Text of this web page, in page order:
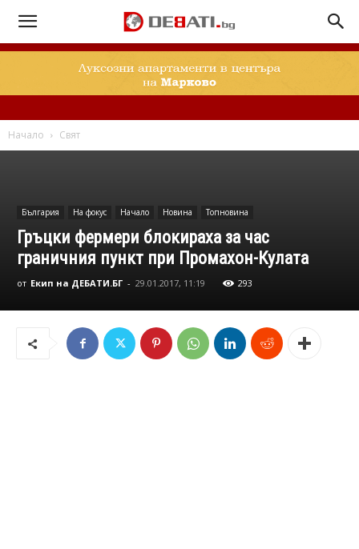
Начало Свят
България На фокус Начало Новина Топновина
Гръцки фермери блокираха за час
граничния пункт при Промахон-Кулата
от Екип на ДЕБАТИ.БГ - 29.01.2017, 11:19 293